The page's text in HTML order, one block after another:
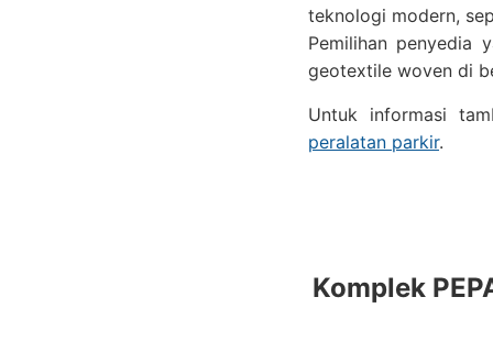
teknologi modern,
Pemilihan penyedia
geotextile woven di
Untuk informasi
peralatan parkir.
Komplek